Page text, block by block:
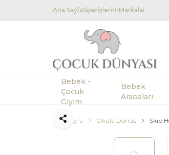
Ana SayfaSiparişlerimMarkalar
Bebek -
Çocuk
Giyim
Bebek
Arabaları
Ana Sayfa Okula Dönüş Skip
Paylaş